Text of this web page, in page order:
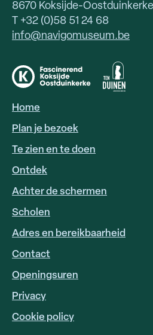
8670 Koksijde-Oostduinkerke
T +32 (0)58 51 24 68
info@navigomuseum.be
HOOFDNAVIGATIE
Home
Plan je bezoek
Te zien en te doen
Ontdek
Achter de schermen
Scholen
FOOTER
LINKS
Adres en bereikbaarheid
Contact
Openingsuren
Privacy
Cookie policy